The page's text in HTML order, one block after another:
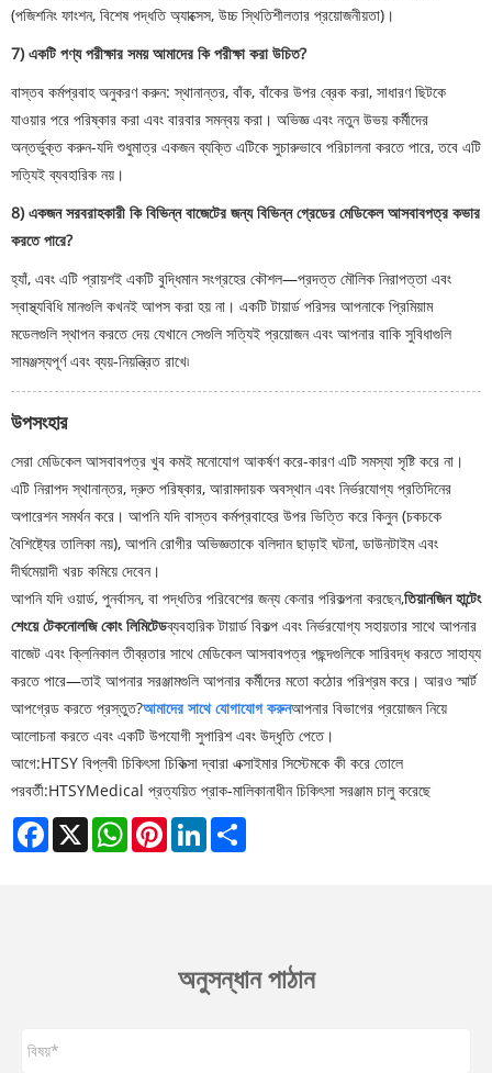
(পজিশনিং ফাংশন, বিশেষ পদ্ধতি অ্যাক্সেস, উচ্চ স্থিতিশীলতার প্রয়োজনীয়তা)।
7) একটি পণ্য পরীক্ষার সময় আমাদের কি পরীক্ষা করা উচিত?
বাস্তব কর্মপ্রবাহ অনুকরণ করুন: স্থানান্তর, বাঁক, বাঁকের উপর ব্রেক করা, সাধারণ ছিটকে
যাওয়ার পরে পরিষ্কার করা এবং বারবার সমন্বয় করা। অভিজ্ঞ এবং নতুন উভয় কর্মীদের
অন্তর্ভুক্ত করুন-যদি শুধুমাত্র একজন ব্যক্তি এটিকে সুচারুভাবে পরিচালনা করতে পারে, তবে এটি
সত্যিই ব্যবহারিক নয়।
8) একজন সরবরাহকারী কি বিভিন্ন বাজেটের জন্য বিভিন্ন গ্রেডের মেডিকেল আসবাবপত্র কভার
করতে পারে?
হ্যাঁ, এবং এটি প্রায়শই একটি বুদ্ধিমান সংগ্রহের কৌশল—প্রদত্ত মৌলিক নিরাপত্তা এবং
স্বাস্থ্যবিধি মানগুলি কখনই আপস করা হয় না। একটি টায়ার্ড পরিসর আপনাকে প্রিমিয়াম
মডেলগুলি স্থাপন করতে দেয় যেখানে সেগুলি সত্যিই প্রয়োজন এবং আপনার বাকি সুবিধাগুলি
সামঞ্জস্যপূর্ণ এবং ব্যয়-নিয়ন্ত্রিত রাখে৷
উপসংহার
সেরা মেডিকেল আসবাবপত্র খুব কমই মনোযোগ আকর্ষণ করে-কারণ এটি সমস্যা সৃষ্টি করে না।
এটি নিরাপদ স্থানান্তর, দ্রুত পরিষ্কার, আরামদায়ক অবস্থান এবং নির্ভরযোগ্য প্রতিদিনের
অপারেশন সমর্থন করে। আপনি যদি বাস্তব কর্মপ্রবাহের উপর ভিত্তি করে কিনুন (চকচকে
বৈশিষ্ট্যের তালিকা নয়), আপনি রোগীর অভিজ্ঞতাকে বলিদান ছাড়াই ঘটনা, ডাউনটাইম এবং
দীর্ঘমেয়াদী খরচ কমিয়ে দেবেন।
আপনি যদি ওয়ার্ড, পুনর্বাসন, বা পদ্ধতির পরিবেশের জন্য কেনার পরিকল্পনা করছেন,তিয়ানজিন হান্টেং
শেংয়ে টেকনোলজি কোং লিমিটেডব্যবহারিক টায়ার্ড বিকল্প এবং নির্ভরযোগ্য সহায়তার সাথে আপনার
বাজেট এবং ক্লিনিকাল তীব্রতার সাথে মেডিকেল আসবাবপত্র পছন্দগুলিকে সারিবদ্ধ করতে সাহায্য
করতে পারে—তাই আপনার সরঞ্জামগুলি আপনার কর্মীদের মতো কঠোর পরিশ্রম করে। আরও স্মার্ট
আপগ্রেড করতে প্রস্তুত?আমাদের সাথে যোগাযোগ করুনআপনার বিভাগের প্রয়োজন নিয়ে
আলোচনা করতে এবং একটি উপযোগী সুপারিশ এবং উদ্ধৃতি পেতে।
আগে:HTSY বিপ্লবী চিকিৎসা চিকিত্সা দ্বারা এক্সাইমার সিস্টেমকে কী করে তোলে
পরবর্তী:HTSYMedical প্রত্যয়িত প্রাক-মালিকানাধীন চিকিৎসা সরঞ্জাম চালু করেছে
Facebook
X WhatsAppPinterestLinkedIn
অনুসন্ধান পাঠান